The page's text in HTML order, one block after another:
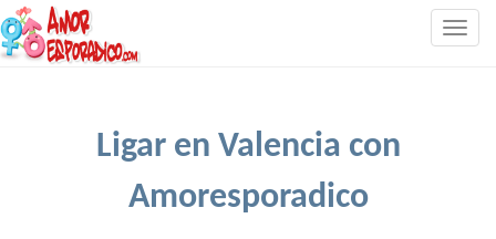
Ligar en Valencia con
Amoresporadico